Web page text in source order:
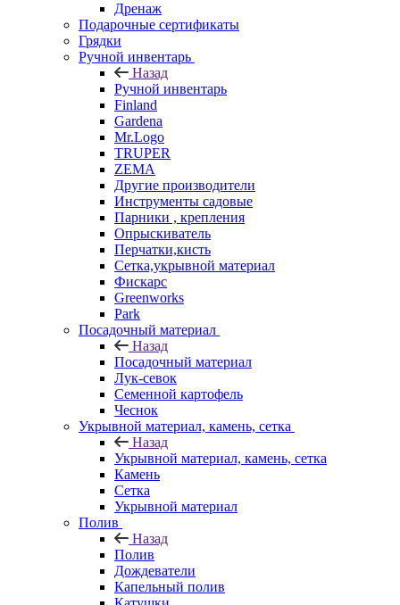
Дренаж
Подарочные сертификаты
Грядки
Ручной инвентарь
Назад
Ручной инвентарь
Finland
Gardena
Mr.Logo
TRUPER
ZEMA
Другие производители
Инструменты садовые
Парники , крепления
Опрыскиватель
Перчатки,кисть
Сетка,укрывной материал
Фискарс
Greenworks
Park
Посадочный материал
Назад
Посадочный материал
Лук-севок
Семенной картофель
Чеснок
Укрывной материал, камень, сетка
Назад
Укрывной материал, камень, сетка
Камень
Сетка
Укрывной материал
Полив
Назад
Полив
Дождеватели
Капельный полив